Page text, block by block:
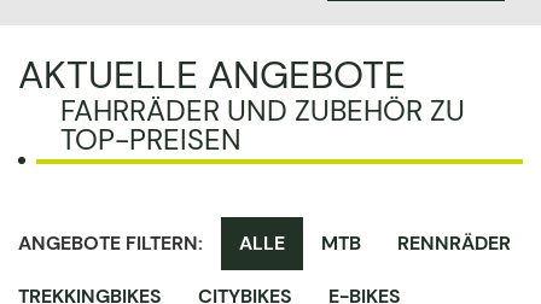
AKTUELLE ANGEBOTE
FAHRRÄDER UND ZUBEHÖR ZU
TOP-PREISEN
ANGEBOTE FILTERN: ALLE MTB RENNRÄDER
TREKKINGBIKES CITYBIKES E-BIKES